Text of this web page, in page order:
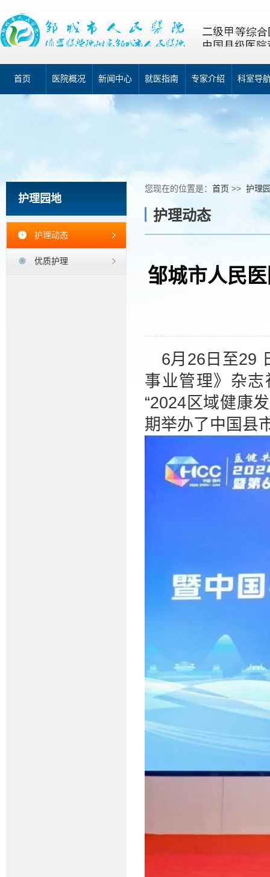
首页 医院概况 新闻中心 就医指南 专家介绍 科室导
护理园地
护理动态
优质护理
您现在的位置是： 首页 >> 护理
护理动态
邹城市人民
6月26日至29
事业管理》杂
“2024区域健康
期举办了中国县